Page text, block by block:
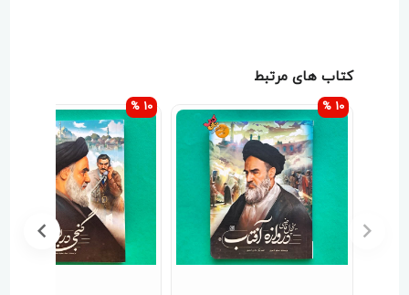
کتاب های مرتبط
10 %